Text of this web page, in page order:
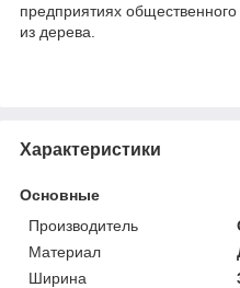
предприятиях
из дерева.
Характеристики
Основные
Производитель
Материал
Ширина